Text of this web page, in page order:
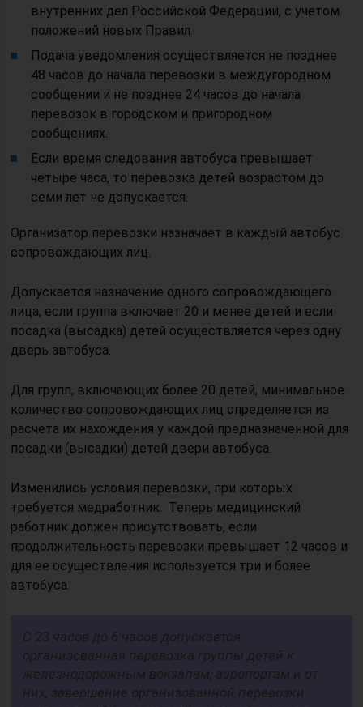
внутренних дел Российской Федерации, с учетом
положений новых Правил.
Подача уведомления осуществляется не позднее
48 часов до начала перевозки в междугородном
сообщении и не позднее 24 часов до начала
перевозок в городском и пригородном
сообщениях.
Если время следования автобуса превышает
четыре часа, то перевозка детей возрастом до
семи лет не допускается.
Организатор перевозки назначает в каждый автобус
сопровождающих лиц.
Допускается назначение одного сопровождающего
лица, если группа включает 20 и менее детей и если
посадка (высадка) детей осуществляется через одну
дверь автобуса.
Для групп, включающих более 20 детей, минимальное
количество сопровождающих лиц определяется из
расчета их нахождения у каждой предназначенной для
посадки (высадки) детей двери автобуса.
Изменились условия перевозки, при которых
требуется медработник. Теперь медицинский
работник должен присутствовать, если
продолжительность перевозки превышает 12 часов и
для ее осуществления используется три и более
автобуса.
С 23 часов до 6 часов допускается
организованная перевозка группы детей к
железнодорожным вокзалам, аэропортам и от
них, завершение организованной перевозки